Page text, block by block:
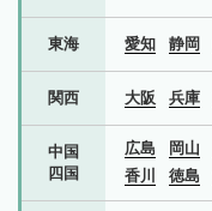
東海 愛知 静岡
関西 大阪 兵庫
中国
四国
広島 岡山
香川
徳島